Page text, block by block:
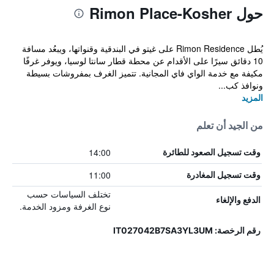
حول Rimon Place-Kosher
يُطل Rimon Residence على غيتو في البندقية وقنواتها، ويبعُد مسافة
10 دقائق سيرًا على الأقدام عن محطة قطار سانتا لوسيا، ويوفر غرفًا
مكيفة مع خدمة الواي فاي المجانية. تتميز الغرف بمفروشات بسيطة
ونوافذ كب...
المزيد
من الجيد أن تعلم
وقت تسجيل الصعود للطائرة 14:00
وقت تسجيل المغادرة 11:00
الدفع والإلغاء
تختلف السياسات حسب
نوع الغرفة ومزود الخدمة.
رقم الرخصة: IT027042B7SA3YL3UM